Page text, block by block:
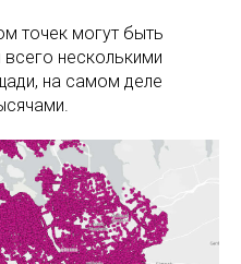
точек могут быть
несколькими
на самом деле